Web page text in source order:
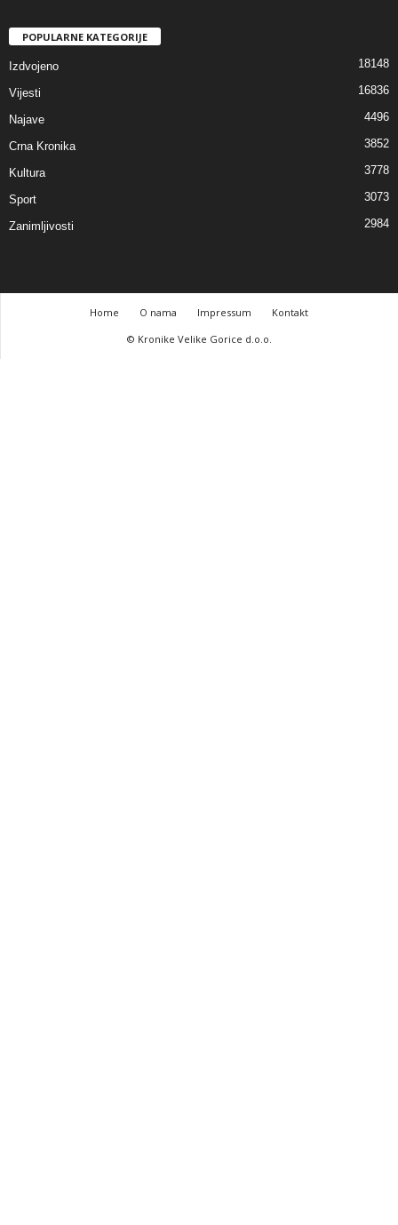
POPULARNE KATEGORIJE
Izdvojeno 18148
Vijesti 16836
Najave 4496
Crna Kronika 3852
Kultura 3778
Sport 3073
Zanimljivosti 2984
Home O nama Impressum
Kontakt
© Kronike Velike Gorice d.o.o.